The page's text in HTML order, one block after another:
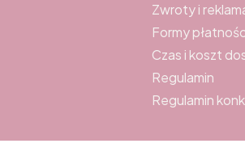
Zwroty i
Formy
Czas i koszt
Regulamin
Regulamin